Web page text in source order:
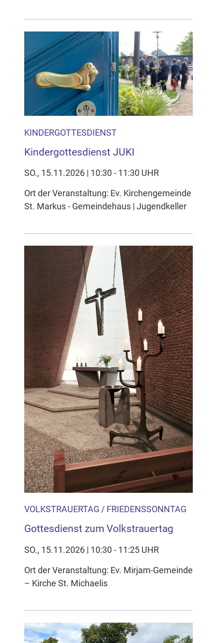
KINDERGOTTESDIENST
Kindergottesdienst JUKI
SO., 15.11.2026 | 10:30 - 11:30 UHR
Ort der Veranstaltung: Ev. Kirchengemeinde
St. Markus - Gemeindehaus | Jugendkeller
VOLKSTRAUERTAG / FRIEDENSSONNTAG
Gottesdienst zum Volkstrauertag
SO., 15.11.2026 | 10:30 - 11:25 UHR
Ort der Veranstaltung: Ev. Mirjam-Gemeinde
– Kirche St. Michaelis